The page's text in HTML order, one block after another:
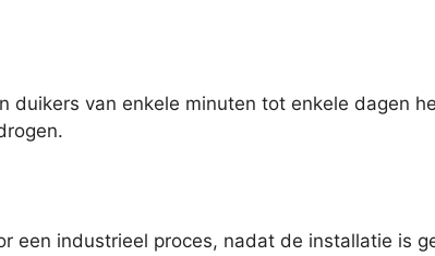
van enkele minuten tot enkele dagen
een industrieel proces, nadat de installatie is